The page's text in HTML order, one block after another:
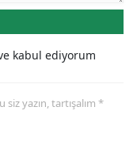
Bartın
Ardahan
Iğdır
kabul ediyorum
yazın, tartışalım *